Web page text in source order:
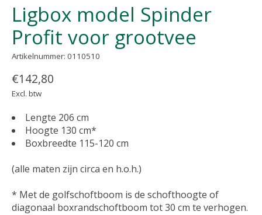
Ligbox model Spinder
Profit voor grootvee
Artikelnummer: 0110510
€142,80
Excl. btw
Lengte 206 cm
Hoogte 130 cm*
Boxbreedte 115-120 cm
(alle maten zijn circa en h.o.h.)
* Met de golfschoftboom is de schofthoogte of
diagonaal boxrandschoftboom tot 30 cm te verhogen.